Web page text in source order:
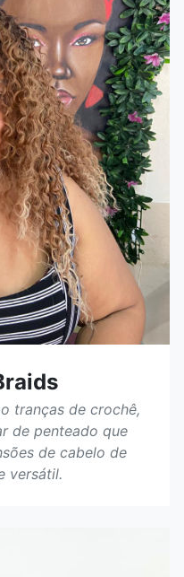
tranças de crochê,
de penteado que
de cabelo de
versátil.